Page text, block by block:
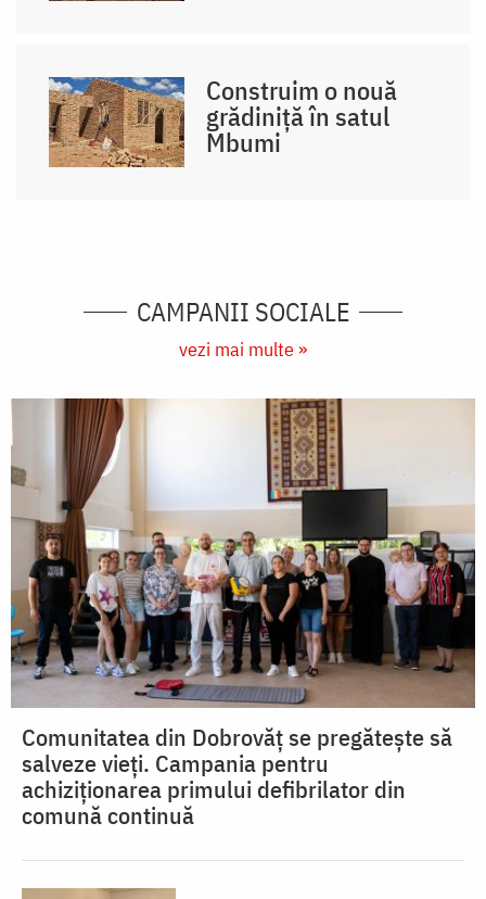
Construim o nouă
grădiniță în satul
Mbumi
CAMPANII SOCIALE
vezi mai multe »
Comunitatea din Dobrovăț se pregătește să
salveze vieți. Campania pentru
achiziționarea primului defibrilator din
comună continuă